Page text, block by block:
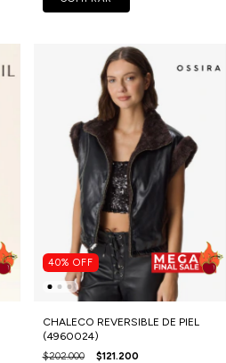
40% OFF
CHALECO REVERSIBLE DE PIEL
(4960024)
$202.000 $121.200